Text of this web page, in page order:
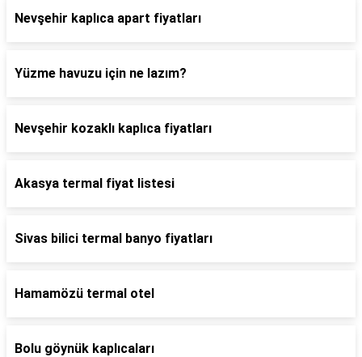
Nevşehir kaplıca apart fiyatları
Yüzme havuzu için ne lazım?
Nevşehir kozaklı kaplıca fiyatları
Akasya termal fiyat listesi
Sivas bilici termal banyo fiyatları
Hamamözü termal otel
Bolu göynük kaplıcaları